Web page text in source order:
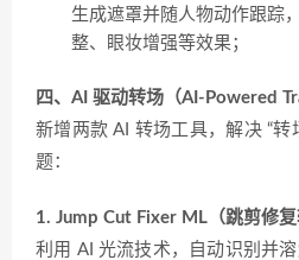
生成遮罩并随人物动作跟踪
整、眼妆增强等效果；
四、AI 驱动转场（AI-Powered
新增两款 AI 转场工具，解决 “转
题：
1. Jump Cut Fixer ML（跳剪修复
利用 AI 光流技术，自动识别并